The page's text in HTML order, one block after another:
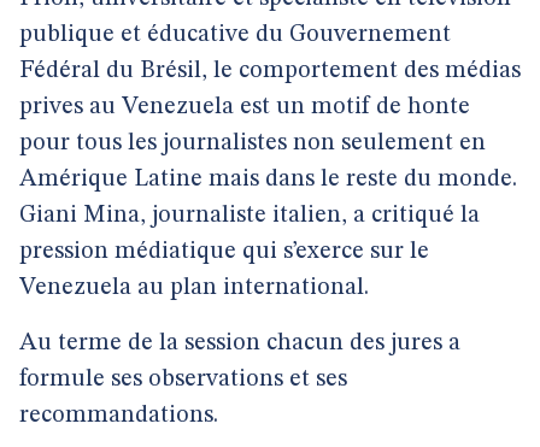
publique et éducative du Gouvernement
Fédéral du Brésil, le comportement des médias
prives au Venezuela est un motif de honte
pour tous les journalistes non seulement en
Amérique Latine mais dans le reste du monde.
Giani Mina, journaliste italien, a critiqué la
pression médiatique qui s’exerce sur le
Venezuela au plan international.
Au terme de la session chacun des jures a
formule ses observations et ses
recommandations.